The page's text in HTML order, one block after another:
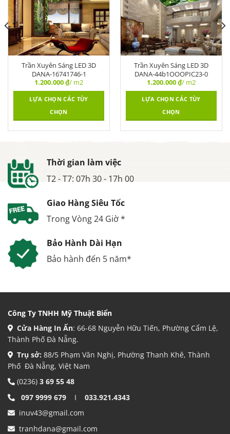
Trần Xuyên Sáng LED 3D
DANA-16741746-1
1.200.000₫/ m2
LỰA CHỌN CÁC TÙY
CHỌN
Trần Xuyên Sáng LED 3D
DANA-44b1OOOPIC23-0
1.200.000₫/ m2
LỰA CHỌN CÁC TÙY
CHỌN
Thời gian làm việc
T2 - T7: 07h 30 - 17h 00
Giao Hàng Siêu Tốc
Trong Vòng 24 Giờ *
Bảo Hành Dài Hạn
Bảo hành đến 5 năm*
Công Ty TNHH Mỹ Thuật Biển
Cửa Hàng In Ấn: 66-68 Nguyễn Hữu Tiến, Phường Cẩm Lệ,
Thành Phố Đà Nẵng.
Trụ sở: 88/5 Phạm Văn Nghị, Phường Thanh Khê, Thành
Phố Đà Nẵng, Việt Nam
(0236) 3 69 55 48
097 9999 679 I 033.921.4343
inuv43@gmail.com
tranhdana@gmail.com